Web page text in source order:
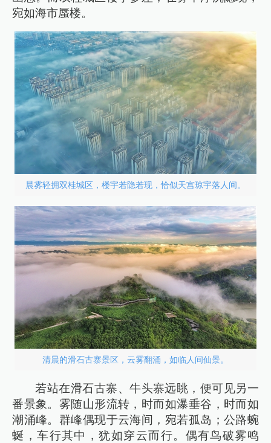
宛如海市蜃楼。
晨雾轻拥双桂城区，楼宇若隐若现，恰似天宫琼宇落人间。
清晨的滑石古寨景区，云雾翻涌，如临人间仙景。
若站在滑石古寨、牛头寨远眺，便可见另一
番景象。雾随山形流转，时而如瀑垂谷，时而如
潮涌峰。群峰偶现于云海间，宛若孤岛；公路蜿
蜒，车行其中，犹如穿云而行。偶有鸟破雾鸣